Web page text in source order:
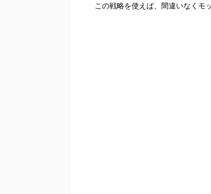
この戦略を使えば、間違いなくモ